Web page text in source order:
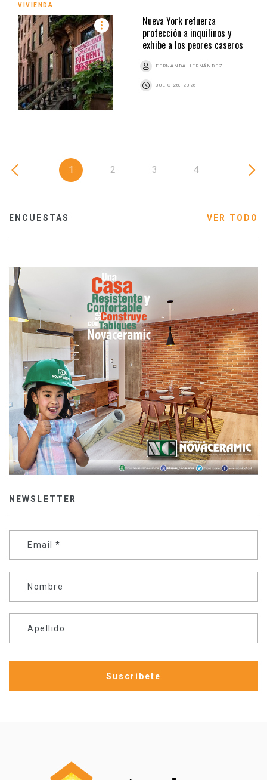
VIVIENDA
Nueva York refuerza
protección a inquilinos y
exhibe a los peores caseros
FERNANDA HERNÁNDEZ
JULIO 28, 2026
1 2 3 4
ENCUESTAS VER TODO
NEWSLETTER
Email *
Nombre
Apellido